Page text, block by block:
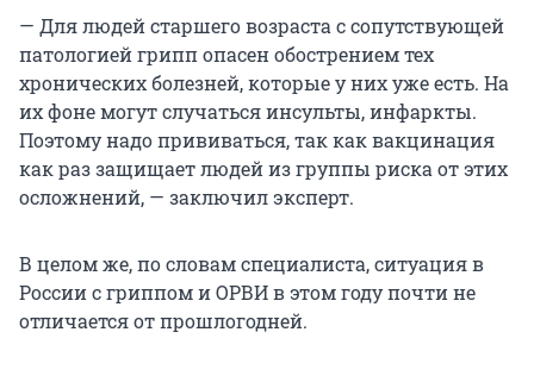
— Для людей старшего возраста с сопутствующей
патологией грипп опасен обострением тех
хронических болезней, которые у них уже есть. На
их фоне могут случаться инсульты, инфаркты.
Поэтому надо прививаться, так как вакцинация
как раз защищает людей из группы риска от этих
осложнений, — заключил эксперт.
В целом же, по словам специалиста, ситуация в
России с гриппом и ОРВИ в этом году почти не
отличается от прошлогодней.